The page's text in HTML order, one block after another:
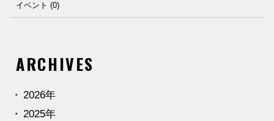
イベント (0)
ARCHIVES
2026年
2025年